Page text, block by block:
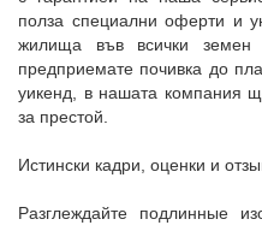
полза специални оферти и
жилища във всички земен
предприемате почивка до
уикенд, в нашата компания
за престой.
Истински кадри, оценки и
Разглеждайте подлинные